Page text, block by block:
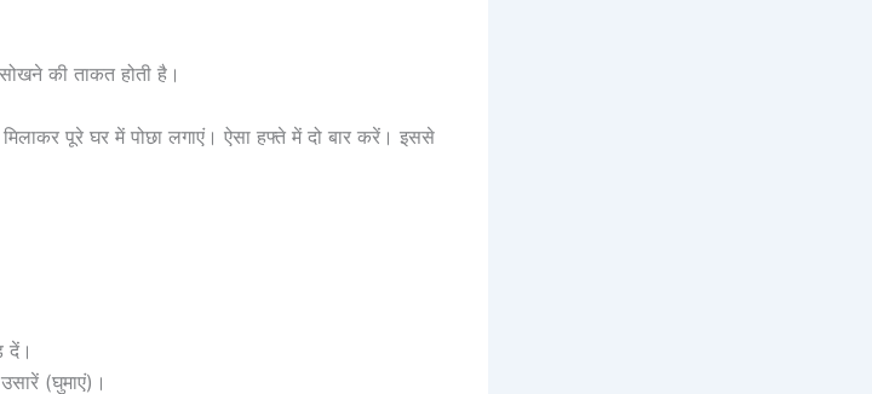
की ताकत होती है।
पूरे घर में पोछा लगाएं। ऐसा हफ्ते में दो बार करें। इससे
दें।
(घुमाएं)।